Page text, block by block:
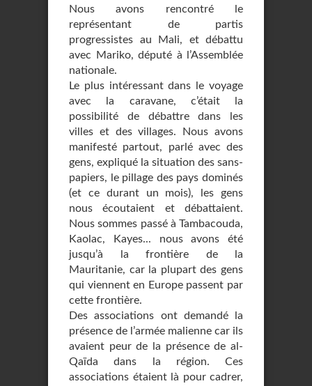
Nous avons rencontré le
représentant de partis
progressistes au Mali, et débattu
avec Mariko, député à l’Assemblée
nationale.
Le plus intéressant dans le voyage
avec la caravane, c’était la
possibilité de débattre dans les
villes et des villages. Nous avons
manifesté partout, parlé avec des
gens, expliqué la situation des sans-
papiers, le pillage des pays dominés
(et ce durant un mois), les gens
nous écoutaient et débattaient.
Nous sommes passé à Tambacouda,
Kaolac, Kayes... nous avons été
jusqu’à la frontière de la
Mauritanie, car la plupart des gens
qui viennent en Europe passent par
cette frontière.
Des associations ont demandé la
présence de l’armée malienne car ils
avaient peur de la présence de al-
Qaïda dans la région. Ces
associations étaient là pour cadrer,